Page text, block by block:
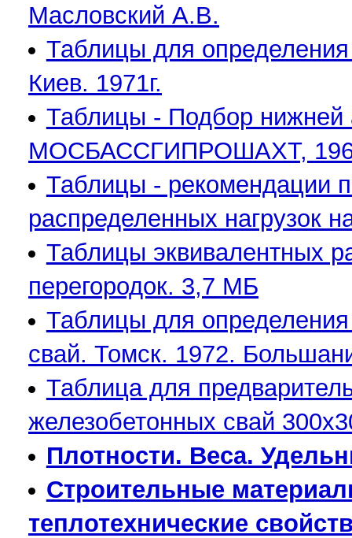
Масловский А.В.
Таблицы для
Киев. 1971г.
Таблицы - Подбор
МОСБАССГИПРОШАХТ,
Таблицы - рекомендации
распределенных нагрузок
Таблицы эквивалентных
перегородок. 3,7 МБ
Таблицы для
свай. Томск. 1972.
Таблица для
железобетонных свай
Плотности. Веса.
Строительные
теплотехнические